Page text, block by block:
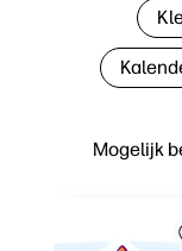
Mogelijk